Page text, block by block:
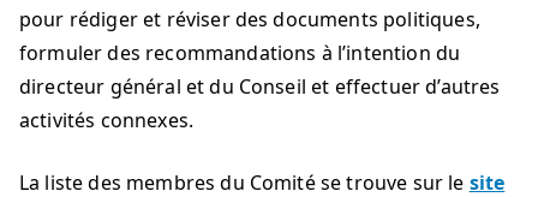
pour rédiger et réviser des documents politiques,
formuler des recommandations à l’intention du
directeur général et du Conseil et effectuer d’autres
activités connexes.
La liste des membres du Comité se trouve sur le site